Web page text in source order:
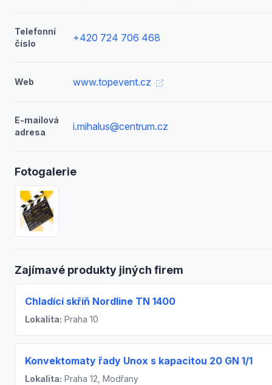
Telefonní
číslo
+420 724 706 468
Web www.topevent.cz
E-mailová
adresa
i.mihalus@centrum.cz
Fotogalerie
Zajímavé produkty jiných firem
Chladící skříň Nordline TN 1400
Lokalita: Praha 10
Konvektomaty řady Unox s kapacitou 20 GN 1/1
Lokalita: Praha 12, Modřany